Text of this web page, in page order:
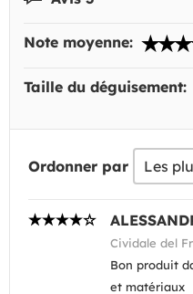
Note moyenne:
Taille du déguisement:
Ordonner par
Cividale del
Bon produit
et matériaux